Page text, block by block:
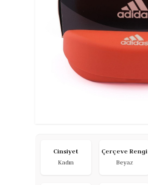
Cinsiyet
Kadın
Çerçeve Rengi
Beyaz